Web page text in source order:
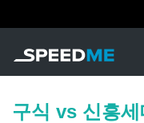
구식 vs 신흥